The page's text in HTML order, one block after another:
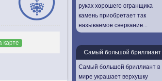
карте
руках хорошего огранщика
камень приобретает так
называемое сверкание...
Самый большой бриллиант
Самый большой бриллиант в
мире украшает верхушку